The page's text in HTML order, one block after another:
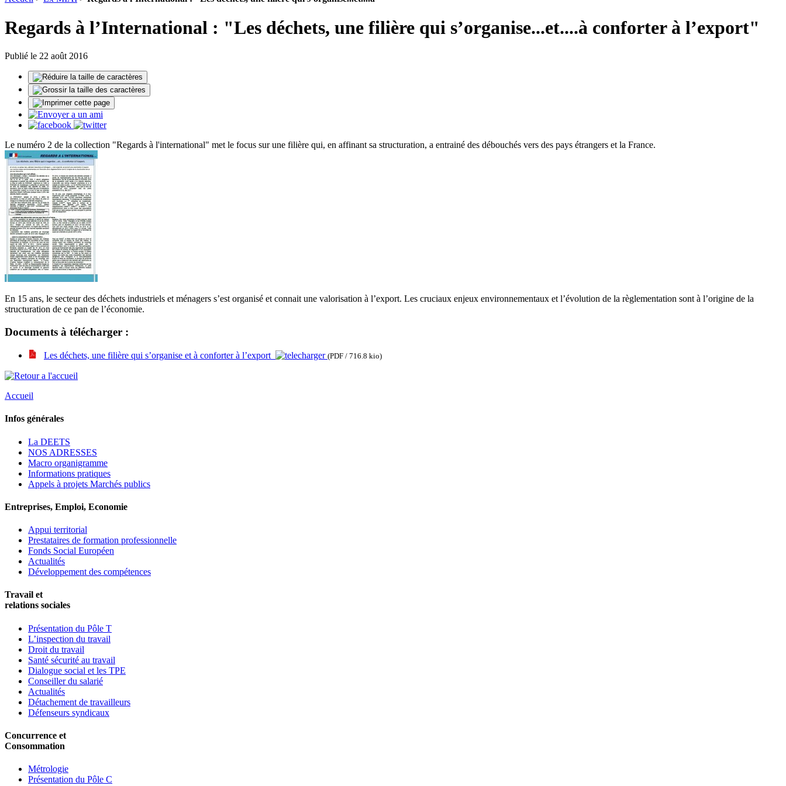
Regards à l’International : "Les déchets, une filière qui s’organise...et....à conforter à l’export"
Publié le 22 août 2016
Le numéro 2 de la collection "Regards à l'international" met le focus sur une filière qui, en affinant sa structuration, a entrainé des débouchés vers des pays étrangers et la France.
En 15 ans, le secteur des déchets industriels et ménagers s’est organisé et connait une valorisation à l’export. Les cruciaux enjeux environnementaux et l’évolution de la règlementation sont à l’origine de la
structuration de ce pan de l’économie.
Documents à télécharger :
Les déchets, une filière qui s’organise et à conforter à l’export (PDF / 716.8 kio)
Accueil
Infos générales
La DEETS
NOS ADRESSES
Macro organigramme
Informations pratiques
Appels à projets Marchés publics
Entreprises, Emploi, Economie
Appui territorial
Prestataires de formation professionnelle
Fonds Social Européen
Actualités
Développement des compétences
Travail et
relations sociales
Présentation du Pôle T
L’inspection du travail
Droit du travail
Santé sécurité au travail
Dialogue social et les TPE
Conseiller du salarié
Actualités
Détachement de travailleurs
Défenseurs syndicaux
Concurrence et
Consommation
Métrologie
Présentation du Pôle C